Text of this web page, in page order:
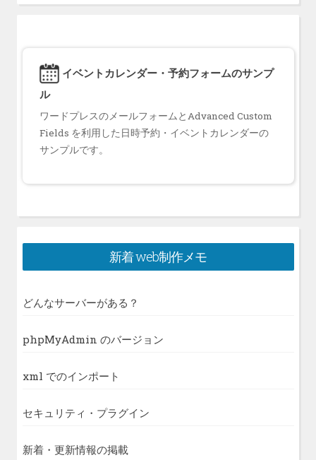
イベントカレンダー・予約フォームのサンプ
ル
ワードプレスのメールフォームとAdvanced Custom
Fields を利用した日時予約・イベントカレンダーの
サンプルです。
新着 web制作メモ
どんなサーバーがある？
phpMyAdmin のバージョン
xml でのインポート
セキュリティ・プラグイン
新着・更新情報の掲載